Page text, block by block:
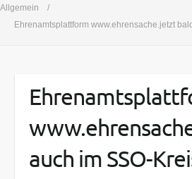
Allgemein
Ehrenamtsplattform www.ehrensache.jetzt
auch im SSO-